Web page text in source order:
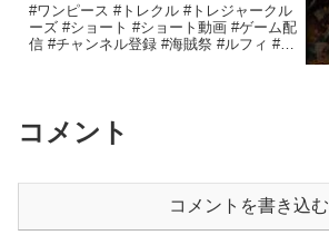
#ワンピース #トレクル #トレジャークル
ーズ #ショート #ショート動画 #ゲーム配
信 #チャンネル登録 #海賊祭 #ルフィ #ニ
コメント
コメントを書き込む